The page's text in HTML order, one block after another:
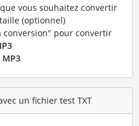
vous souhaitez convertir
(optionnel)
pour convertir
MP3
un fichier test TXT